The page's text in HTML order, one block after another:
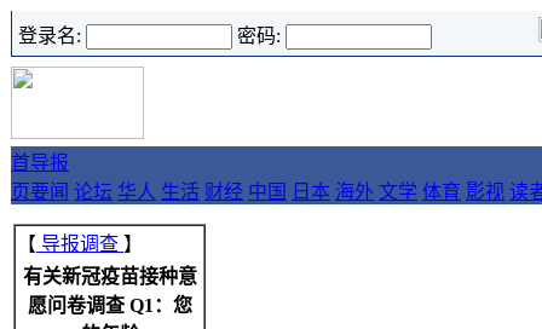
登录名: 密码:
首
页
导报
要闻 论坛 华人 生活 财经 中国 日本 海外 文学 体育 影视 读
【 导报调查 】
有关新冠疫苗接种意
愿问卷调查 Q1：您